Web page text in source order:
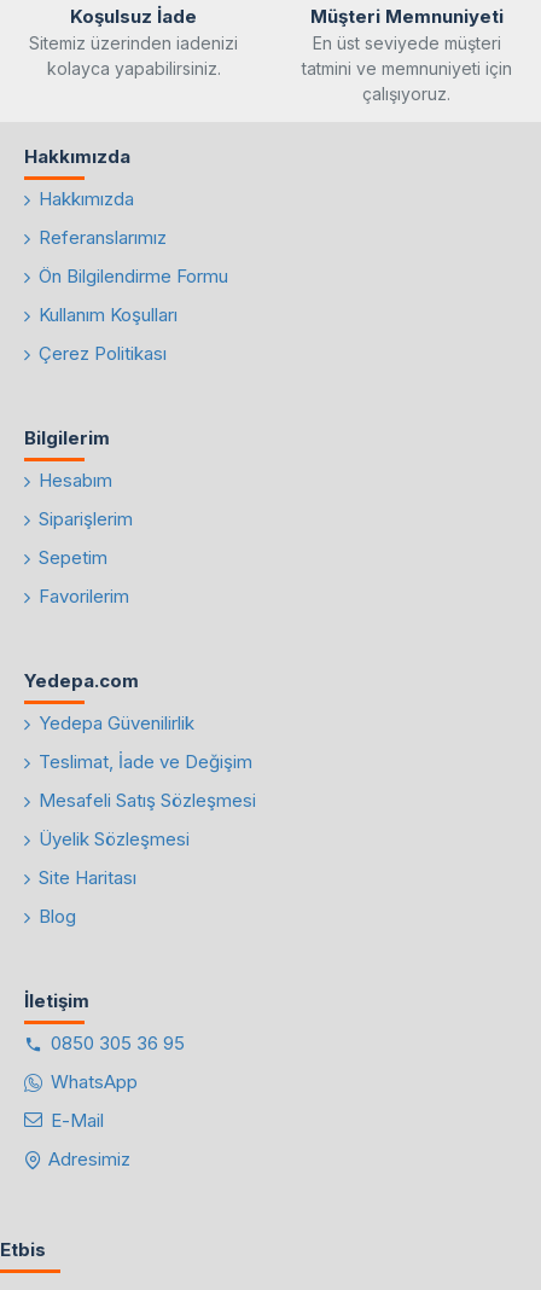
Koşulsuz İade
Sitemiz üzerinden iadenizi
kolayca yapabilirsiniz.
Müşteri Memnuniyeti
En üst seviyede müşteri
tatmini ve memnuniyeti için
çalışıyoruz.
Hakkımızda
Hakkımızda
Referanslarımız
Ön Bilgilendirme Formu
Kullanım Koşulları
Çerez Politikası
Bilgilerim
Hesabım
Siparişlerim
Sepetim
Favorilerim
Yedepa.com
Yedepa Güvenilirlik
Teslimat, İade ve Değişim
Mesafeli Satış Sözleşmesi
Üyelik Sözleşmesi
Site Haritası
Blog
İletişim
0850 305 36 95
WhatsApp
E-Mail
Adresimiz
Etbis